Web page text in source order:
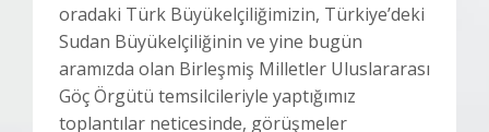
oradaki Türk Büyükelçiliğimizin, Türkiye’deki
Sudan Büyükelçiliğinin ve yine bugün
aramızda olan Birleşmiş Milletler Uluslararası
Göç Örgütü temsilcileriyle yaptığımız
toplantılar neticesinde, görüşmeler